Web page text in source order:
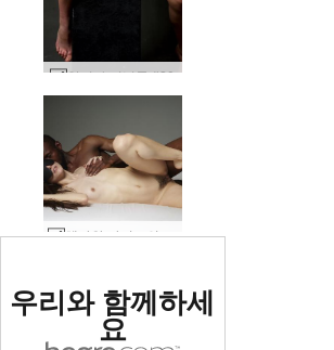
알리야 기념물 #20
헤라와 마이크의 친밀함 #33
로 평가됨
우리와 함께하세
요